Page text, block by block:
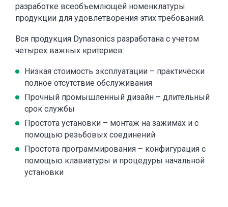
разработке всеобъемлющей номенклатуры
продукции для удовлетворения этих требований.
Вся продукция Dynasonics разработана с учетом
четырех важных критериев:
Низкая стоимость эксплуатации – практически
полное отсутствие обслуживания
Прочный промышленный дизайн – длительный
срок службы
Простота установки – монтаж на зажимах и с
помощью резьбовых соединений
Простота программирования – конфигурация с
помощью клавиатуры и процедуры начальной
установки